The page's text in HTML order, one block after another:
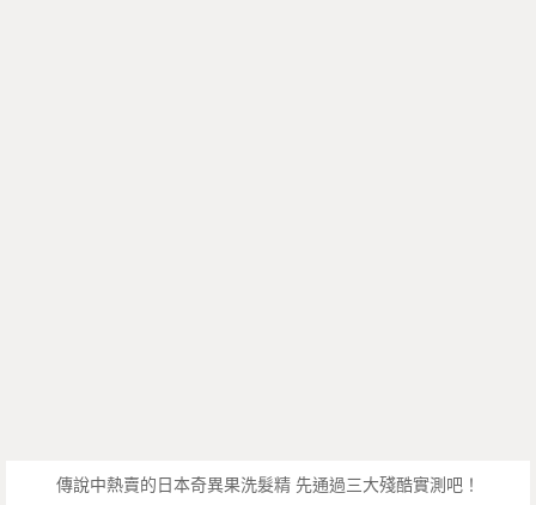
傳說中熱賣的日本奇異果洗髮精 先通過三大殘酷實測吧！